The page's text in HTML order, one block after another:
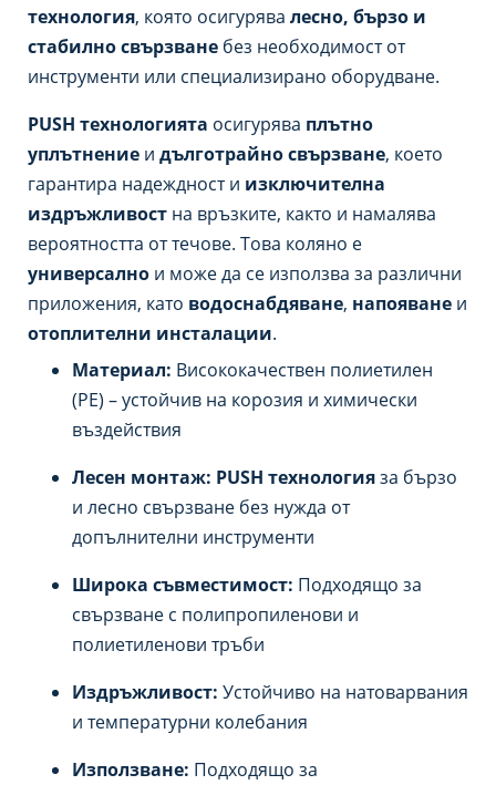
технология, която осигурява лесно, бързо и
стабилно свързване без необходимост от
инструменти или специализирано оборудване.
PUSH технологията осигурява плътно
уплътнение и дълготрайно свързване, което
гарантира надеждност и изключителна
издръжливост на връзките, както и намалява
вероятността от течове. Това коляно е
универсално и може да се използва за различни
приложения, като водоснабдяване, напояване и
отоплителни инсталации.
Материал: Висококачествен полиетилен
(PE) – устойчив на корозия и химически
въздействия
Лесен монтаж: PUSH технологияза бързо
и лесно свързване без нужда от
допълнителни инструменти
Широка съвместимост: Подходящо за
свързване с полипропиленови и
полиетиленови тръби
Издръжливост: Устойчиво на натоварвания
и температурни колебания
Използване: Подходящо за